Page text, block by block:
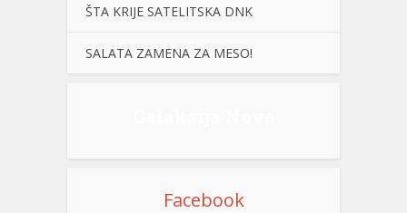
ŠTA KRIJE SATELITSKA DNK
SALATA ZAMENA ZA MESO!
Facebook